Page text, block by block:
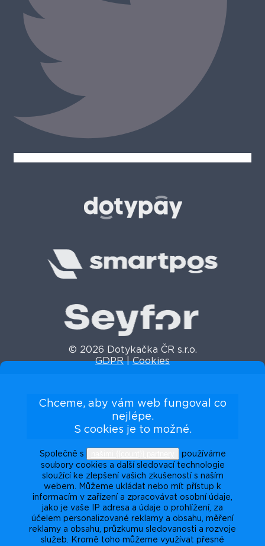
© 2026 Dotykačka ČR s.r.o.
GDPR|Cookies
Chceme, aby vám web fungoval co
nejlépe.
S cookies je to možné.
Společně s
používáme
soubory cookies a další sledovací technologie
sloužící ke zlepšení vašich zkušeností s naším
webem. Můžeme ukládat nebo mít přístup k
informacím v zařízení a zpracovávat osobní údaje,
jako je vaše IP adresa a údaje o prohlížení, za
účelem personalizované reklamy a obsahu, měření
reklamy a obsahu, průzkumu sledovanosti a rozvoje
služeb. Kromě toho můžeme využívat přesné